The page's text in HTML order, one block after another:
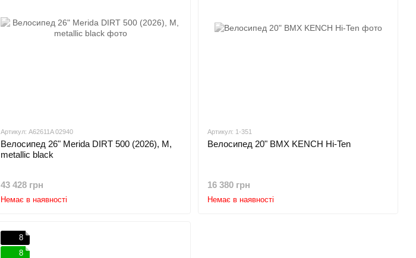
Артикул: A62611A 02940
Велосипед 26" Merida DIRT 500 (2026), M,
metallic black
43 428 грн
Немає в наявності
Артикул: 1-351
Велосипед 20" BMX KENCH Hi-Ten
16 380 грн
Немає в наявності
8
8